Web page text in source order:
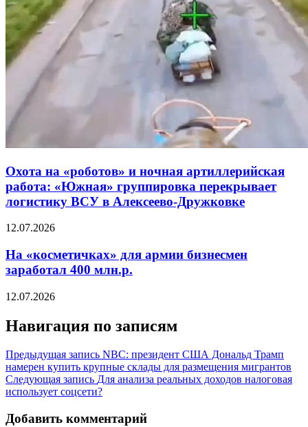
Охота на «роботов» и ночная артиллерийская
работа: «Южная» группировка перекрывает
логистику ВСУ в Алексеево-Дружковке
12.07.2026
На «косметичках» для армии бизнесмен
заработал 400 млн.р.
12.07.2026
Навигация по записям
Предыдущая запись NBC: президент США Дональд Трамп
намерен купить крупные склады для размещения мигрантов
Следующая запись Для анализа реальных доходов налоговая
использует соцсети?
Добавить комментарий